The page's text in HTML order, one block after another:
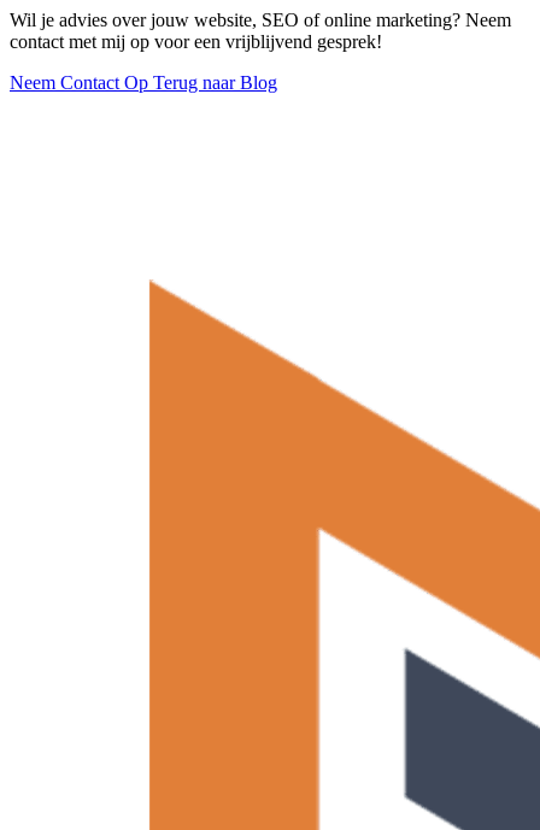
Wil je advies over jouw website, SEO of online marketing? Neem
contact met mij op voor een vrijblijvend gesprek!
Neem Contact Op Terug naar Blog